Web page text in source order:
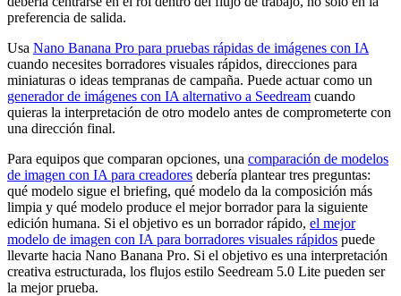
preferencia de salida.
Usa Nano Banana Pro para pruebas rápidas de imágenes con IA
cuando necesites borradores visuales rápidos, direcciones para
miniaturas o ideas tempranas de campaña. Puede actuar como un
generador de imágenes con IA alternativo a Seedream cuando
quieras la interpretación de otro modelo antes de comprometerte con
una dirección final.
Para equipos que comparan opciones, una comparación de modelos
de imagen con IA para creadores debería plantear tres preguntas:
qué modelo sigue el briefing, qué modelo da la composición más
limpia y qué modelo produce el mejor borrador para la siguiente
edición humana. Si el objetivo es un borrador rápido, el mejor
modelo de imagen con IA para borradores visuales rápidos puede
llevarte hacia Nano Banana Pro. Si el objetivo es una interpretación
creativa estructurada, los flujos estilo Seedream 5.0 Lite pueden ser
la mejor prueba.